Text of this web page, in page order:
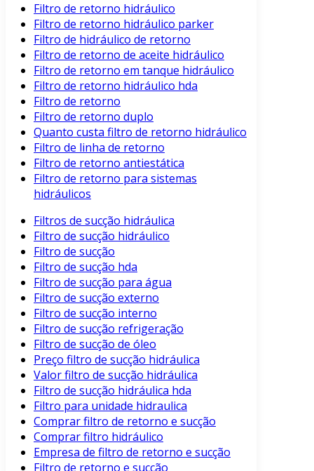
Filtro de retorno hidráulico
Filtro de retorno hidráulico parker
Filtro de hidráulico de retorno
Filtro de retorno de aceite hidráulico
Filtro de retorno em tanque hidráulico
Filtro de retorno hidráulico hda
Filtro de retorno
Filtro de retorno duplo
Quanto custa filtro de retorno hidráulico
Filtro de linha de retorno
Filtro de retorno antiestática
Filtro de retorno para sistemas
hidráulicos
Filtros de sucção hidráulica
Filtro de sucção hidráulico
Filtro de sucção
Filtro de sucção hda
Filtro de sucção para água
Filtro de sucção externo
Filtro de sucção interno
Filtro de sucção refrigeração
Filtro de sucção de óleo
Preço filtro de sucção hidráulica
Valor filtro de sucção hidráulica
Filtro de sucção hidráulica hda
Filtro para unidade hidraulica
Comprar filtro de retorno e sucção
Comprar filtro hidráulico
Empresa de filtro de retorno e sucção
Filtro de retorno e sucção